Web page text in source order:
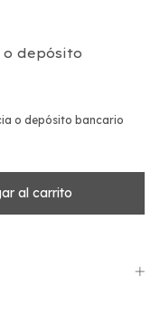
depósito
o depósito bancario